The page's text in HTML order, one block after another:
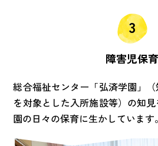
障害児保育
総合福祉センター「弘済学園」
を対象とした入所施設等）の知
園の日々の保育に生かしています。